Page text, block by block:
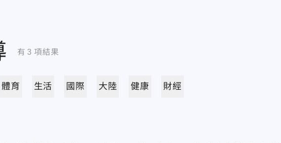
有 3 項結果
體育 生活 國際 大陸 健康 財經